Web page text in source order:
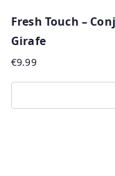
Fresh Touch –
Girafe
€9.99